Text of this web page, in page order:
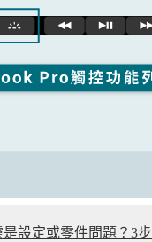
設定或零件問題？3